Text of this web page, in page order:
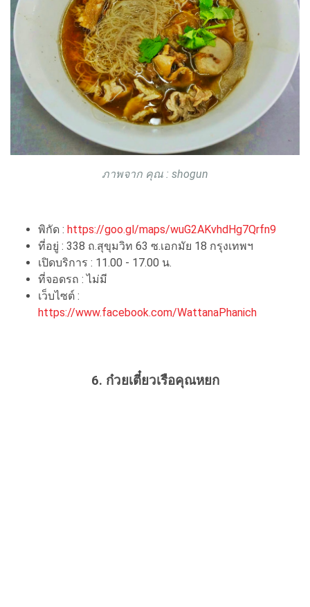
ภาพจาก คุณ : shogun
พิกัด : https://goo.gl/maps/wuG2AKvhdHg7Qrfn9
ที่อยู่ : 338 ถ.สุขุมวิท 63 ซ.เอกมัย 18 กรุงเทพฯ
เปิดบริการ : 11.00 - 17.00 น.
ที่จอดรถ : ไม่มี
เว็บไซต์ :
https://www.facebook.com/WattanaPhanich
6. ก๋วยเตี๋ยวเรือคุณหยก